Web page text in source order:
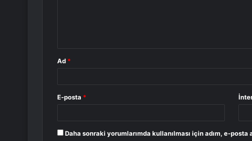
Ad *
E-posta *
Daha sonraki yorumlarımda kullanılması için adım, e-